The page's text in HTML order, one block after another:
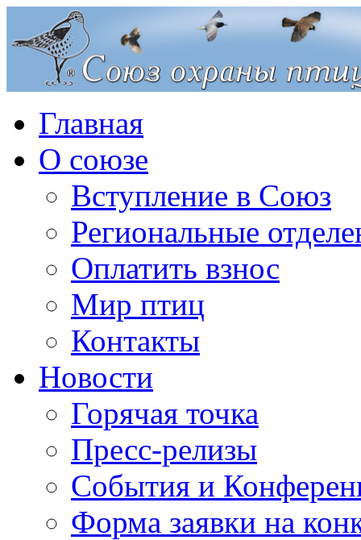
Главная
О союзе
Вступление в Союз
Региональные
Оплатить взнос
Мир птиц
Контакты
Новости
Горячая точка
Пресс-релизы
События и
Форма заявки на